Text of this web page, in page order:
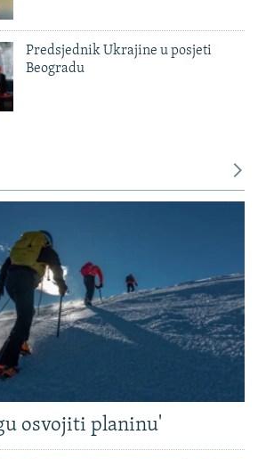
Predsjednik Ukrajine u posjeti
Beogradu
osvojiti planinu'